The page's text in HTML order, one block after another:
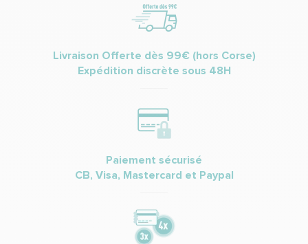
Livraison Offerte dès 99€ (hors Corse)
Expédition discrète sous 48H
Paiement sécurisé
CB, Visa, Mastercard et Paypal